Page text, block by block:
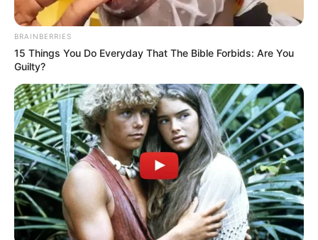
-ad3
📢Avanços concretos assegurados pela PEC 14
A PEC 14 representa ummarco histórico para os Agentes de
Saúdeao reconhecer as condições especiais e desgastantes do
trabalho realizado nos territórios.
Trata-se deuma resposta direta a décadas de reivindicações
da categoria, que enfrenta riscos biológicos, sobrecarga física e
psicológica, além de vínculos trabalhistas muitas vezes precários.
BRAINBERRIES
15 Things You Do Everyday That The Bible Forbids: Are You
Guilty?